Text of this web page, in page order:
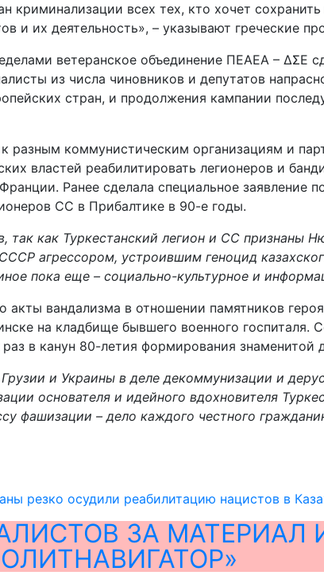
всех тех, кто хочет
и их деятельность», – указывают греческие
ветеранское объединение ΠΕΑΕΑ – ΔΣΕ
из числа чиновников и депутатов
стран, и продолжения кампании
разным коммунистическим организациям и
властей реабилитировать легионеров и
Ранее сделала специальное заявление
СС в Прибалтике в 90-е годы.
так как Туркестанский легион и СС признаны
агрессором, устроившим геноцид
пока еще – социально-культурное и
акты вандализма в отношении памятников
на кладбище бывшего военного госпиталя.
в канун 80-летия формирования
и Украины в деле декоммунизации и
основателя и идейного вдохновителя
фашизации – дело каждого честного
резко осудили реабилитацию нацистов в
ЗА МАТЕРИАЛ